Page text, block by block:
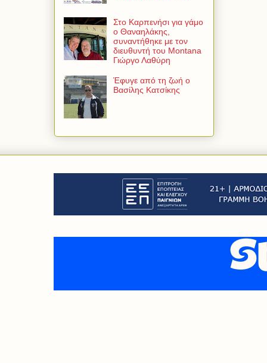
Στο Καρπενήσι για γάμο
ο Θαναηλάκης,
συναντήθηκε με τον
διευθυντή του Montana
Γιώργο Λαθύρη
Έφυγε από τη ζωή ο
Βασίλης Κατσίκης